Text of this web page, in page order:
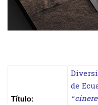
Título:
de